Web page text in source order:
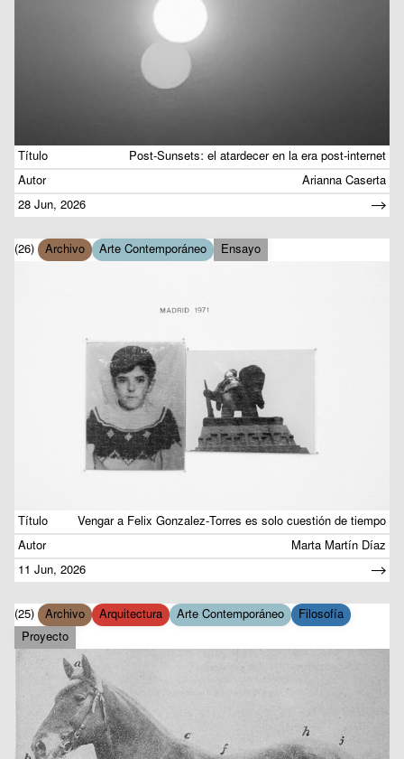
Título
Post-Sunsets: el atardecer en la era post-internet
Autor
Arianna Caserta
28 Jun, 2026
(26) Archivo Arte Contemporáneo Ensayo
Título
Vengar a Felix Gonzalez-Torres es solo cuestión de tiempo
Autor
Marta Martín Díaz
11 Jun, 2026
(25) Archivo Arquitectura Arte Contemporáneo
Filosofía
Proyecto